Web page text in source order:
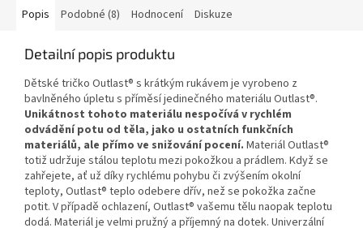
Popis Podobné (8) Hodnocení Diskuze
Detailní popis produktu
Dětské tričko Outlast® s krátkým rukávem je vyrobeno z
bavlněného úpletu s příměsí jedinečného materiálu Outlast®.
Unikátnost tohoto materiálu nespočívá v rychlém
odvádění potu od těla, jako u ostatních funkčních
materiálů, ale přímo ve snižování pocení. Materiál Outlast®
totiž udržuje stálou teplotu mezi pokožkou a prádlem. Když se
zahřejete, ať už díky rychlému pohybu či zvýšením okolní
teploty, Outlast® teplo odebere dřív, než se pokožka začne
potit. V případě ochlazení, Outlast® vašemu tělu naopak teplotu
dodá. Materiál je velmi pružný a příjemný na dotek. Univerzální